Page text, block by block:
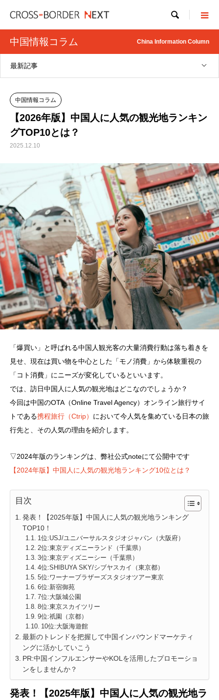

中国情報コラム China Information Column
最新記事
中国情報コラム
【2026年版】中国人に人気の観光地ランキン
グTOP10とは？
2025.12.10
「爆買い」と呼ばれる中国人観光客の大量消費行動は落ち着きを
見せ、現在は買い物を中心とした「モノ消費」から体験重視の
「コト消費」にニーズが変化しているといいます。
では、訪日中国人に人気の観光地はどこなのでしょうか？
今回は中国のOTA（Online Travel Agency）オンライン旅行サイ
トである携程旅行（Ctrip） において今人気を集めている日本の旅
行先と、その人気の理由を紹介します。
▽2024年版のランキングは、弊社公式noteにて公開中です
【2024年版】中国人に人気の観光地ランキング10位とは？
目次
発表！【2025年版】中国人に人気の観光地ランキング
TOP10！
1位:USJ/ユニバーサルスタジオジャパン（大阪府）
2位:東京ディズニーランド（千葉県）
3位:東京ディズニーシー（千葉県）
4位:SHIBUYA SKY/シブヤスカイ（東京都）
5位:ワーナーブラザーズスタジオツアー東京
6位:新宿御苑
7位:大阪城公園
8位:東京スカイツリー
9位:祇園（京都）
10位:大阪海遊館
最新のトレンドを把握して中国インバウンドマーケティ
ングに活かしていこう
PR:中国インフルエンサーやKOLを活用したプロモーショ
ンをしませんか？
発表！【2025年版】中国人に人気の観光地ラ